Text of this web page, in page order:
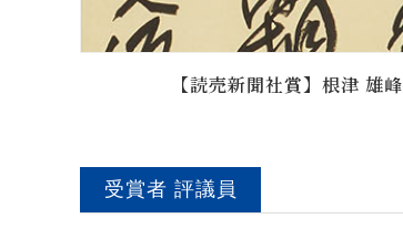
【読売新聞社賞】根津 雄峰
受賞者 評議員